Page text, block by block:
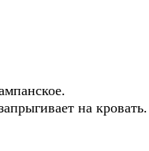
на кровать.